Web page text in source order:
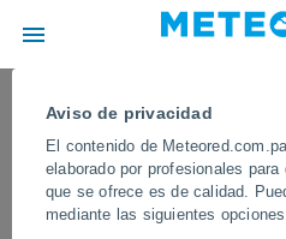
Aviso de privacidad
El contenido de
elaborado por profesionales
que se ofrece es de calidad.
mediante las siguientes